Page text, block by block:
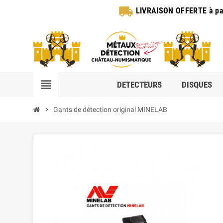
local_shipping LIVRAISON OFFERTE à
view_headline DETECTEURS DISQUES
chevron_right Gants de détection original MINELAB